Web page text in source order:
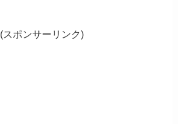
(スポンサーリンク)